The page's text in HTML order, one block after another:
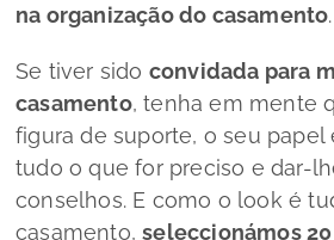
na organização do casamento.
Se tiver sido convidada para
casamento, tenha em mente
figura de suporte, o seu papel
tudo o que for preciso e dar-
conselhos. E como o look é
casamento,seleccionámos